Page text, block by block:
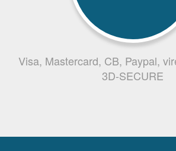
Visa, Mastercard, CB, Paypal,
3D-SECURE